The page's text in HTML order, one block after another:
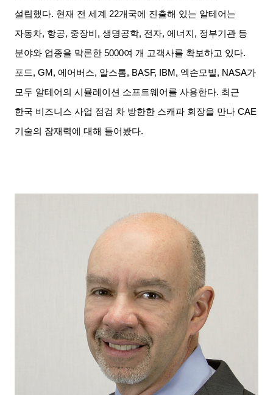
설립했다. 현재 전 세계 22개국에 진출해 있는 알테어는
자동차, 항공, 중장비,생명공학, 전자,에너지, 정부기관 등
분야와 업종을 막론한 5000여 개 고객사를 확보하고 있다.
포드, GM,에어버스, 알스톰, BASF, IBM, 엑손모빌, NASA가
모두 알테어의 시뮬레이션 소프트웨어를 사용한다. 최근
한국 비즈니스 사업 점검 차 방한한 스캐파 회장을 만나 CAE
기술의 잠재력에 대해 들어봤다.